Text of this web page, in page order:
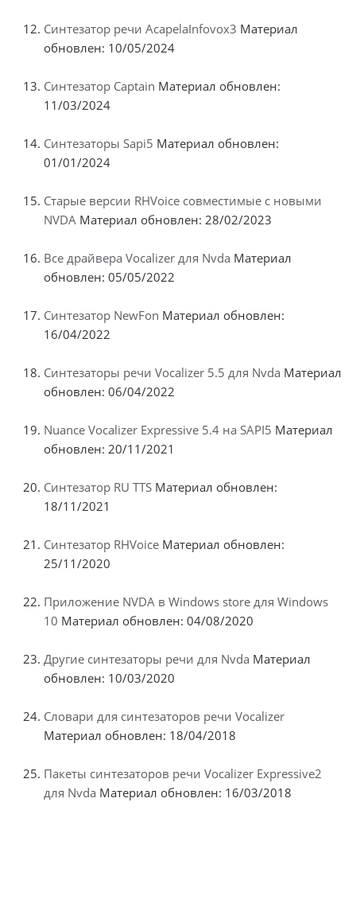
Синтезатор речи AcapelaInfovox3 Материал
обновлен: 10/05/2024
Синтезатор Captain Материал обновлен:
11/03/2024
Синтезаторы Sapi5 Материал обновлен:
01/01/2024
Старые версии RHVoice совместимые с новыми
NVDA Материал обновлен: 28/02/2023
Все драйвера Vocalizer для Nvda Материал
обновлен: 05/05/2022
Синтезатор NewFon Материал обновлен:
16/04/2022
Синтезаторы речи Vocalizer 5.5 для Nvda Материал
обновлен: 06/04/2022
Nuance Vocalizer Expressive 5.4 на SAPI5 Материал
обновлен: 20/11/2021
Синтезатор RU TTS Материал обновлен:
18/11/2021
Синтезатор RHVoice Материал обновлен:
25/11/2020
Приложение NVDA в Windows store для Windows
10 Материал обновлен: 04/08/2020
Другие синтезаторы речи для Nvda Материал
обновлен: 10/03/2020
Словари для синтезаторов речи Vocalizer
Материал обновлен: 18/04/2018
Пакеты синтезаторов речи Vocalizer Expressive2
для Nvda Материал обновлен: 16/03/2018